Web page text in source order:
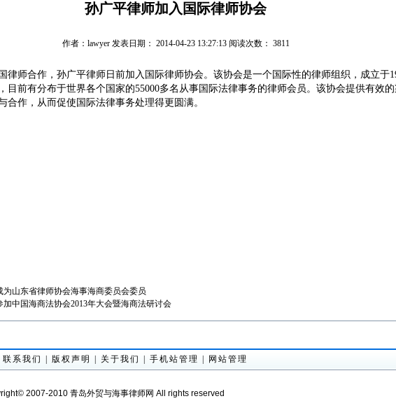
孙广平律师加入国际律师协会
作者：lawyer 发表日期： 2014-04-23 13:27:13 阅读次数： 3811
律师合作，孙广平律师日前加入国际律师协会。该协会是一个国际性的律师组织，成立于
目前有分布于世界各个国家的55000多名从事国际法律事务的律师会员。该协会提供有效
合作，从而促使国际法律事务处理得更圆满。
为山东省律师协会海事海商委员会委员
加中国海商法协会2013年大会暨海商法研讨会
联系我们 版权声明 关于我们 手机站管理 网站管理
2007-2010 青岛外贸与海事律师网 All rights reserved